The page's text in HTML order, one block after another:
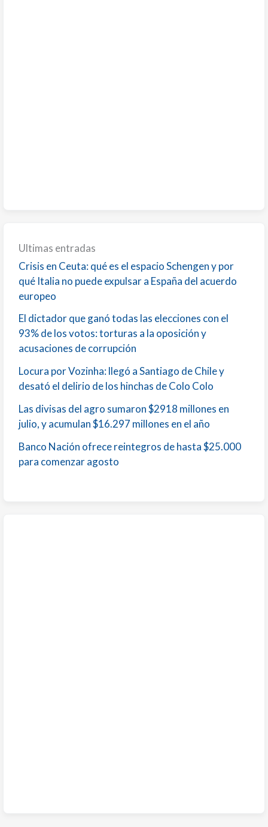
Ultimas entradas
Crisis en Ceuta: qué es el espacio Schengen y por
qué Italia no puede expulsar a España del acuerdo
europeo
El dictador que ganó todas las elecciones con el
93% de los votos: torturas a la oposición y
acusaciones de corrupción
Locura por Vozinha: llegó a Santiago de Chile y
desató el delirio de los hinchas de Colo Colo
Las divisas del agro sumaron $2918 millones en
julio, y acumulan $16.297 millones en el año
Banco Nación ofrece reintegros de hasta $25.000
para comenzar agosto